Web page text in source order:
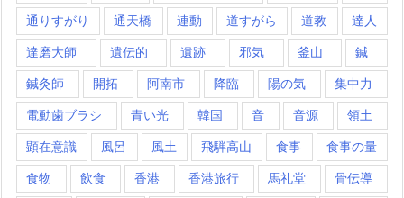
通りすがり 通天橋 連動 道すがら 道教 達人
達磨大師 遺伝的 遺跡 邪気 釜山 鍼
鍼灸師 開拓 阿南市 降臨 陽の気 集中力
電動歯ブラシ 青い光 韓国 音 音源 領土
顕在意識 風呂 風土 飛騨高山 食事 食事の量
食物 飲食 香港 香港旅行 馬礼堂 骨伝導